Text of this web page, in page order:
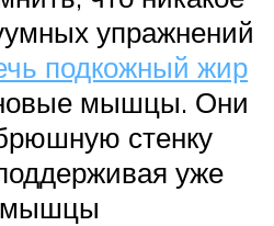
упражнений
подкожный жир
мышцы. Они
стенку
уже
мышцы